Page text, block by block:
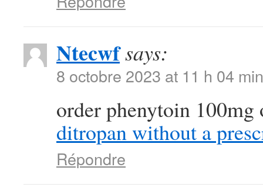
Ntecwfsays:
8 octobre 2023 at 11 h 04 min
order phenytoin
ditropan without a
Répondre